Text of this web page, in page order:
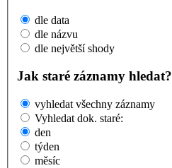
dle data
dle názvu
dle největší shody
Jak staré záznamy hledat?
vyhledat všechny záznamy
Vyhledat dok. staré:
den
týden
měsíc